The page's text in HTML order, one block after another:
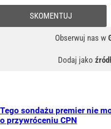
Obserwuj nas w
Dodaj jako
SKOMENTUJ
Tego sondażu premier nie
o przywróceniu CPN